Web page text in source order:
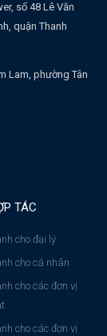
số 48 Lê Văn
quận Thanh
Lam, phường Tân
TÁC
cho đại lý
cho cá nhân
cho các đơn vị
cho các đơn vị